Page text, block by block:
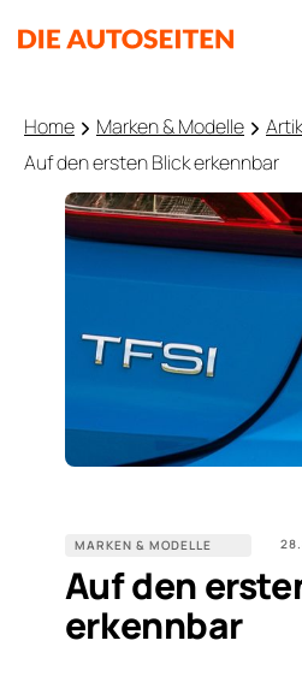
Home Marken & Modelle
Auf den ersten Blick erkennbar
MARKEN & MODELLE
Auf den
erkennbar